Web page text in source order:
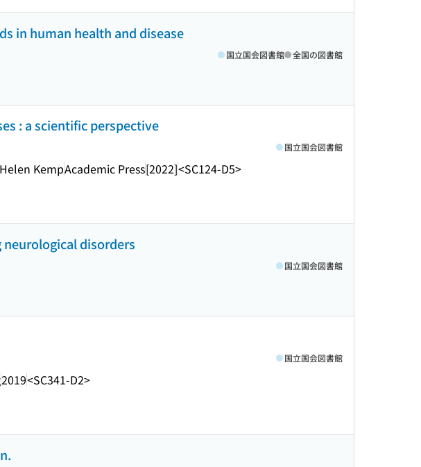
in human health and disease
国立国会図書館 全国の図書館
: a scientific perspective
KempAcademic Press[2022]<SC124-D5>
国立国会図書館
disorders
国立国会図書館
2019<SC341-D2>
国立国会図書館